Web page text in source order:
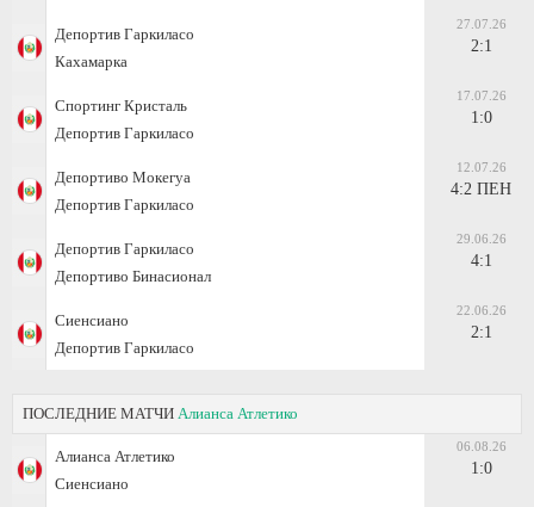
Депортив Гаркиласо
Кахамарка
27.07.26
2:1
Спортинг Кристаль
Депортив Гаркиласо
17.07.26
1:0
Депортиво Мокегуа
Депортив Гаркиласо
12.07.26
4:2 ПЕН
Депортив Гаркиласо
Депортиво Бинасионал
29.06.26
4:1
Сиенсиано
Депортив Гаркиласо
22.06.26
2:1
ПОСЛЕДНИЕ МАТЧИ Алианса Атлетико
Алианса Атлетико
Сиенсиано
06.08.26
1:0